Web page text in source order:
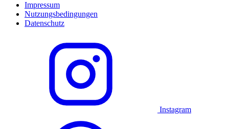
Impressum
Nutzungsbedingungen
Datenschutz
Instagram